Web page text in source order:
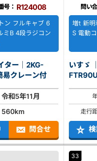
号： R124008
ン フルキャブ 6
ミB 4段ラジコン
ター｜2KG-
｜ 簡易クレーン付
令和5年11月
560km
問合せ
問い
増t 新
S 電動
いすゞ
走行
33